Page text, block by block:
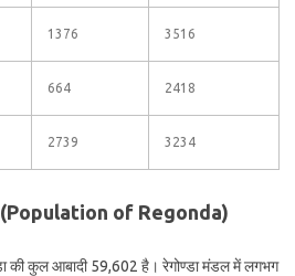
1376 3516
664 2418
2739 3234
(Population of Regonda)
की कुल आबादी 59,602 है। रेगोण्डा मंडल में लगभग